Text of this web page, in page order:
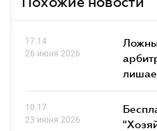
17.14
26 июня 2026
10.17
23 июня 2026